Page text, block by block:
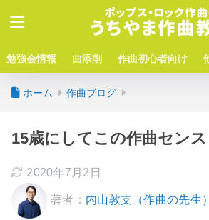
勉強会情報 曲添削 作曲初心者向け
ホーム 作曲ブログ
15歳にしてこの作曲センス
2020年7月2日
著者： 内山敦支（作曲の先生）